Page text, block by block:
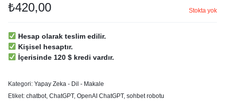
₺420,00 Stokta yok
Hesap olarak teslim edilir.
Kişisel hesaptır.
İçerisinde 120 $ kredi vardır.
Kategori: Yapay Zeka - Dil - Makale
Etiket: chatbot, ChatGPT, OpenAI ChatGPT, sohbet robotu